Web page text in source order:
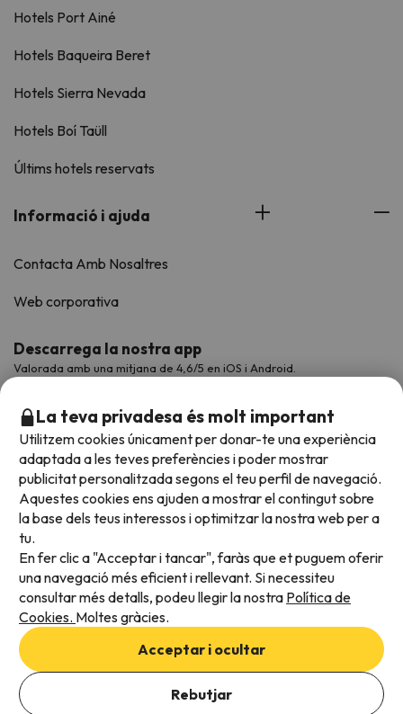
Hotels Port Ainé
Hotels Baqueira Beret
Hotels Sierra Nevada
Hotels Boí Taüll
Últims hotels reservats
Informació i ajuda
Contacta Amb Nosaltres
Web corporativa
Descarrega la nostra app
Valorada amb una mitjana de 4,6/5 en iOS i Android.
Acceptem
Condicions generals
Privadesa de dades
Política de cookies
La teva privadesa és molt important
Utilitzem cookies únicament per donar-te una experiència
adaptada a les teves preferències i poder mostrar
publicitat personalitzada segons el teu perfil de navegació.
Aquestes cookies ens ajuden a mostrar el contingut sobre
la base dels teus interessos i optimitzar la nostra web per a
tu.
En fer clic a "Acceptar i tancar", faràs que et puguem oferir
una navegació més eficient i rellevant. Si necessiteu
consultar més detalls, podeu llegir la nostra Política de
Cookies. Moltes gràcies.
Acceptar i ocultar
Rebutjar